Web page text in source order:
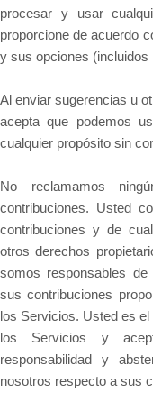
procesar y usar
proporcione de acuerdo
y sus opciones (incluidos
Al enviar sugerencias u
acepta que podemos
cualquier propósito sin
No reclamamos
contribuciones. Usted
contribuciones y de
otros derechos
somos responsables de
sus contribuciones
los Servicios. Usted es
los Servicios y
responsabilidad y
nosotros respecto a sus